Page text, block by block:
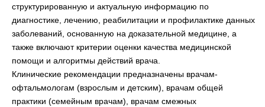
структурированную и актуальную информацию по
диагностике, лечению, реабилитации и профилактике данных
заболеваний, основанную на доказательной медицине, а
также включают критерии оценки качества медицинской
помощи и алгоритмы действий врача.
Клинические рекомендации предназначены врачам-
офтальмологам (взрослым и детским), врачам общей
практики (семейным врачам), врачам смежных